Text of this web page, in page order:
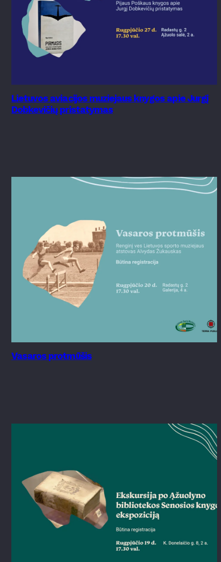
Lietuvos aviacijos muziejaus knygos apie Jurgį
Dobkevičių pristatymas
Vasaros protmūšis